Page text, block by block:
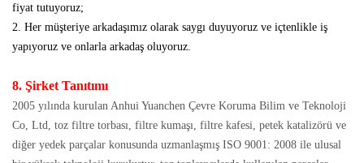
fiyat tutuyoruz;
2. Her müşteriye arkadaşımız olarak saygı duyuyoruz ve içtenlikle iş
yapıyoruz ve onlarla arkadaş oluyoruz.
8. Şirket Tanıtımı
2005 yılında kurulan Anhui Yuanchen Çevre Koruma Bilim ve Teknoloji
Co, Ltd, toz filtre torbası, filtre kumaşı, filtre kafesi, petek katalizörü ve
diğer yedek parçalar konusunda uzmanlaşmış ISO 9001: 2008 ile ulusal